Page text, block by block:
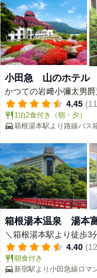
小田急 山のホテル
かつての岩﨑小彌太男
自然のなかで、ホスピ
4.45
1泊2食付き（朝・夕）
箱根湯本駅より路線バス
箱根湯本温泉 湯本
＼箱根湯本駅より徒歩3
リゾートホテル 和洋中
充実。人気のトレイン
プル、ご夫婦、３世代
4.40
朝食付き
新宿駅より小田急線ロマ